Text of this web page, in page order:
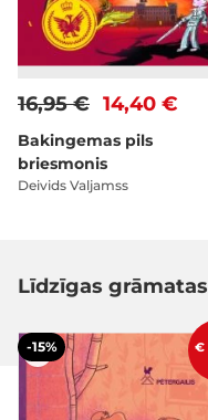
14,40 €
16,95 €
Bakingemas pils
briesmonis
Deivids Valjamss
Līdzīgas grāmatas
-15% €